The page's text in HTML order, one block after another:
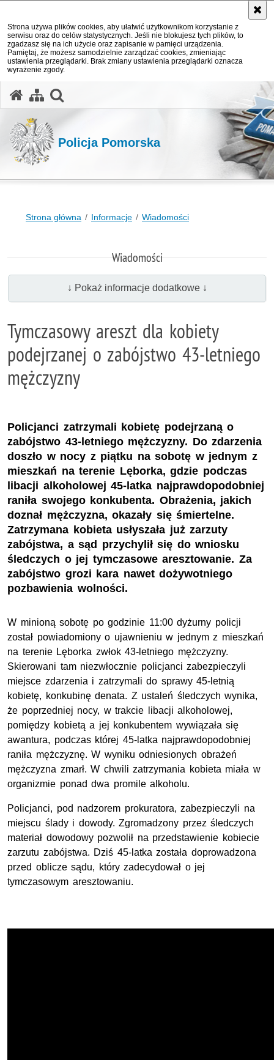
Strona używa plików cookies, aby ułatwić użytkownikom korzystanie z
serwisu oraz do celów statystycznych. Jeśli nie blokujesz tych plików, to
zgadzasz się na ich użycie oraz zapisanie w pamięci urządzenia.
Pamiętaj, że możesz samodzielnie zarządzać cookies, zmieniając
ustawienia przeglądarki. Brak zmiany ustawienia przeglądarki oznacza
wyrażenie zgody.
Policja Pomorska
Strona główna Informacje Wiadomości
Wiadomości
↓ Pokaż informacje dodatkowe ↓
Tymczasowy areszt dla kobiety
podejrzanej o zabójstwo 43-letniego
mężczyzny
Policjanci zatrzymali kobietę podejrzaną o
zabójstwo 43-letniego mężczyzny. Do zdarzenia
doszło w nocy z piątku na sobotę w jednym z
mieszkań na terenie Lęborka, gdzie podczas
libacji alkoholowej 45-latka najprawdopodobniej
raniła swojego konkubenta. Obrażenia, jakich
doznał mężczyzna, okazały się śmiertelne.
Zatrzymana kobieta usłyszała już zarzuty
zabójstwa, a sąd przychylił się do wniosku
śledczych o jej tymczasowe aresztowanie. Za
zabójstwo grozi kara nawet dożywotniego
pozbawienia wolności.
W minioną sobotę po godzinie 11:00 dyżurny policji
został powiadomiony o ujawnieniu w jednym z mieszkań
na terenie Lęborka zwłok 43-letniego mężczyzny.
Skierowani tam niezwłocznie policjanci zabezpieczyli
miejsce zdarzenia i zatrzymali do sprawy 45-letnią
kobietę, konkubinę denata. Z ustaleń śledczych wynika,
że poprzedniej nocy, w trakcie libacji alkoholowej,
pomiędzy kobietą a jej konkubentem wywiązała się
awantura, podczas której 45-latka najprawdopodobniej
raniła mężczyznę. W wyniku odniesionych obrażeń
mężczyzna zmarł. W chwili zatrzymania kobieta miała w
organizmie ponad dwa promile alkoholu.
Policjanci, pod nadzorem prokuratora, zabezpieczyli na
miejscu ślady i dowody. Zgromadzony przez śledczych
materiał dowodowy pozwolił na przedstawienie kobiecie
zarzutu zabójstwa. Dziś 45-latka została doprowadzona
przed oblicze sądu, który zadecydował o jej
tymczasowym aresztowaniu.